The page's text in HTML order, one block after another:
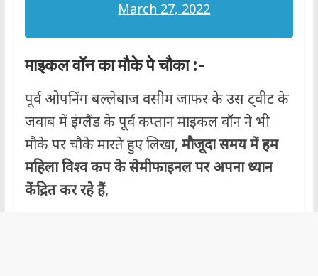
March 27, 2022
माइकल वॉन का मौके पे चौका:-
पूर्व ओपनिंग बल्लेबाज वसीम जाफर के उस ट्वीट के
जवाब में इंग्लैंड के पूर्व कप्तान माइकल वॉन ने भी
मौके पर चौके मारते हुए लिखा, मौजूदा समय में हम
महिला विश्व कप के सेमीफाइनल पर अपना ध्यान
केंद्रित कर रहे हैं,